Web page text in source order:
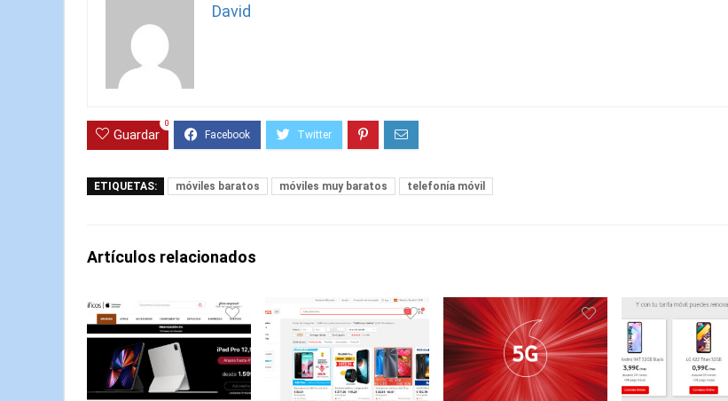
David
Guardar
0
ETIQUETAS: móviles baratos móviles muy baratos telefonía móvil
Artículos relacionados